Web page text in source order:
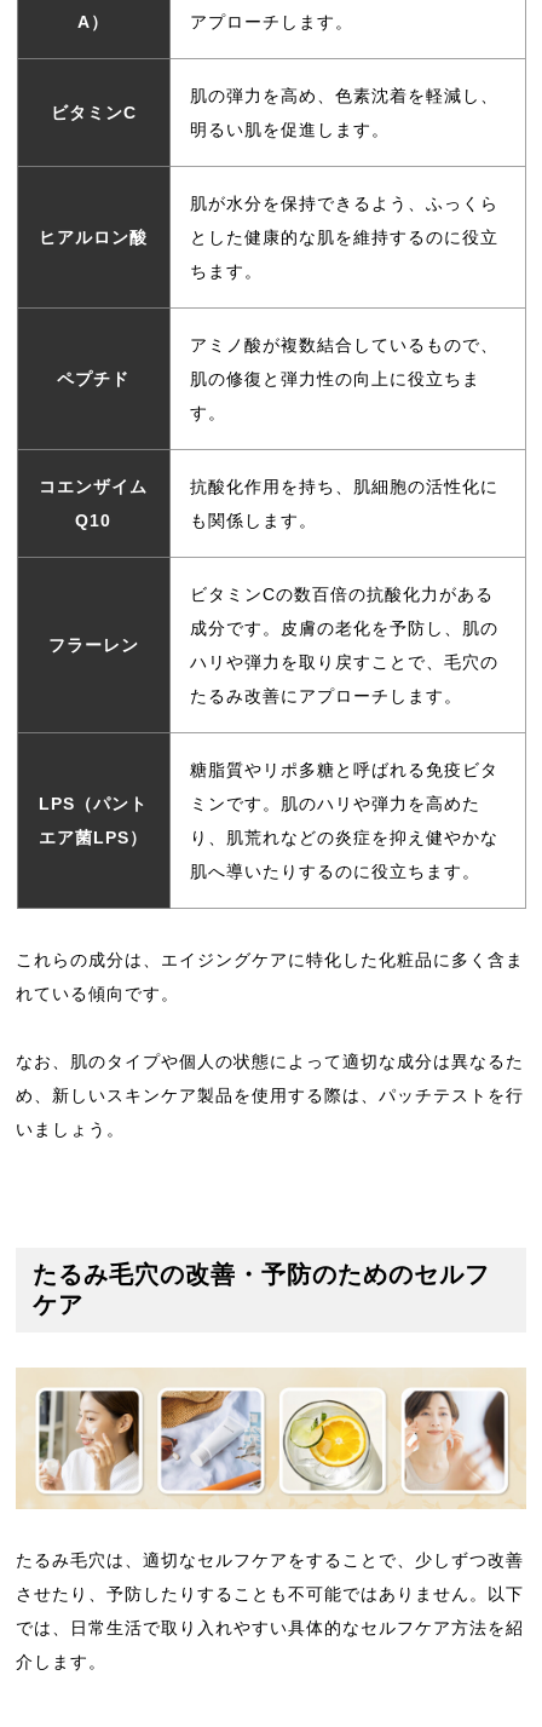
A） アプローチします。
ビタミンC
肌の弾力を高め、色素沈着を軽減し、
明るい肌を促進します。
ヒアルロン酸
肌が水分を保持できるよう、ふっくら
とした健康的な肌を維持するのに役立
ちます。
ペプチド
アミノ酸が複数結合しているもので、
肌の修復と弾力性の向上に役立ちま
す。
コエンザイム
Q10
抗酸化作用を持ち、肌細胞の活性化に
も関係します。
フラーレン
ビタミンCの数百倍の抗酸化力がある
成分です。皮膚の老化を予防し、肌の
ハリや弾力を取り戻すことで、毛穴の
たるみ改善にアプローチします。
LPS（パント
エア菌LPS）
糖脂質やリポ多糖と呼ばれる免疫ビタ
ミンです。肌のハリや弾力を高めた
り、肌荒れなどの炎症を抑え健やかな
肌へ導いたりするのに役立ちます。
これらの成分は、エイジングケアに特化した化粧品に多く含ま
れている傾向です。
なお、肌のタイプや個人の状態によって適切な成分は異なるた
め、新しいスキンケア製品を使用する際は、パッチテストを行
いましょう。
たるみ毛穴の改善・予防のためのセルフ
ケア
たるみ毛穴は、適切なセルフケアをすることで、少しずつ改善
させたり、予防したりすることも不可能ではありません。以下
では、日常生活で取り入れやすい具体的なセルフケア方法を紹
介します。